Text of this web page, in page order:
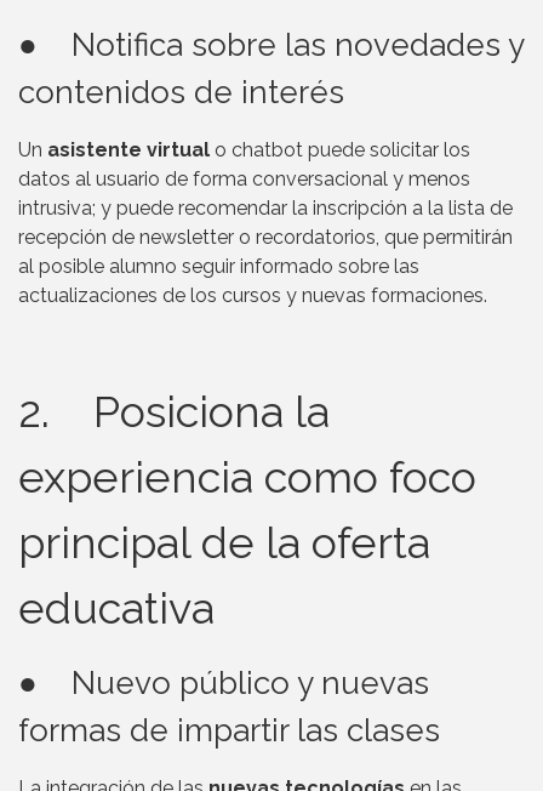
● Notifica sobre las novedades y
contenidos de interés
Un asistente virtual o chatbot puede solicitar los
datos al usuario de forma conversacional y menos
intrusiva; y puede recomendar la inscripción a la lista de
recepción de newsletter o recordatorios, que permitirán
al posible alumno seguir informado sobre las
actualizaciones de los cursos y nuevas formaciones.
2. Posiciona la
experiencia como foco
principal de la oferta
educativa
● Nuevo público y nuevas
formas de impartir las clases